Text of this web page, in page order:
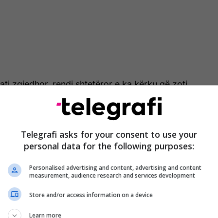
zgjedhor, rendi shtetëror e ka kërku që zoti
më të madhe me fillu me i kontaktu partitë
në mars kemi me zgjedh një president,
prapë në zgjedhje”, deklaroi Mustafa në
kërkon minimumin prej 80 votave për zgjedhjen
procesi ka kërkuar domosdoshmërisht
ose moszgjedhjes së Presidentit ka qenë dhe
Telegrafi asks for your consent to use your
personal data for the following purposes:
Personalised advertising and content, advertising and content
measurement, audience research and services development
Store and/or access information on a device
Learn more